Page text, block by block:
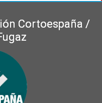
Cortoespaña /